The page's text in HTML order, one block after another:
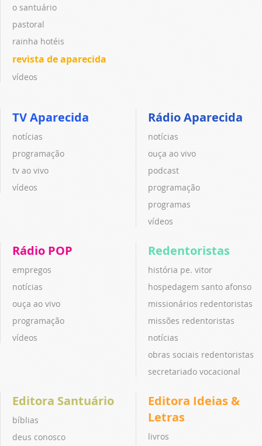
o santuário
pastoral
rainha hotéis
revista de aparecida
vídeos
TV Aparecida
notícias
programação
tv ao vivo
vídeos
Rádio Aparecida
notícias
ouça ao vivo
podcast
programação
programas
vídeos
Rádio POP
empregos
notícias
ouça ao vivo
programação
vídeos
Redentoristas
história pe. vitor
hospedagem santo afonso
missionários redentoristas
missões redentoristas
notícias
obras sociais redentoristas
secretariado vocacional
Editora Santuário
bíblias
deus conosco
Editora Ideias &
Letras
livros